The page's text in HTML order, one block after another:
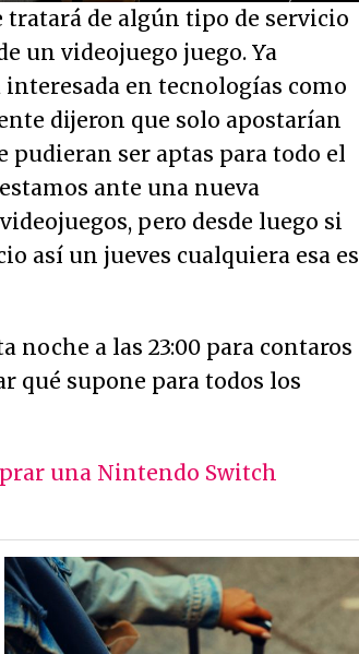
tratará de algún tipo de servicio
un videojuego juego. Ya
en tecnologías como
dijeron que solo apostarían
pudieran ser aptas para todo el
ante una nueva
pero desde luego si
así un jueves cualquiera esa es
noche a las 23:00 para contaros
qué supone para todos los
una Nintendo Switch